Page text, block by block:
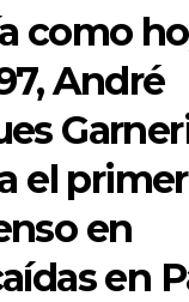
como
André
el primer
en
en